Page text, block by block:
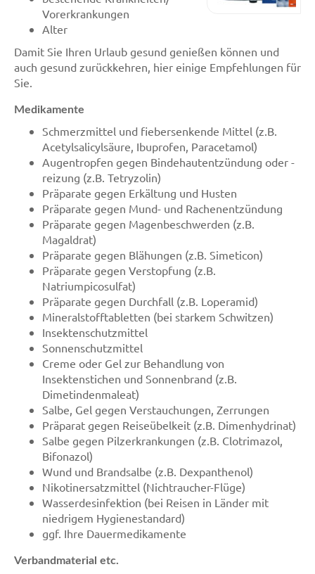
Vorerkrankungen
Alter
Damit Sie Ihren Urlaub gesund genießen können und
auch gesund zurückkehren, hier einige Empfehlungen für
Sie.
Medikamente
Schmerzmittel und fiebersenkende Mittel (z.B.
Acetylsalicylsäure, Ibuprofen, Paracetamol)
Augentropfen gegen Bindehautentzündung oder -
reizung (z.B. Tetryzolin)
Präparate gegen Erkältung und Husten
Präparate gegen Mund- und Rachenentzündung
Präparate gegen Magenbeschwerden (z.B.
Magaldrat)
Präparate gegen Blähungen (z.B. Simeticon)
Präparate gegen Verstopfung (z.B.
Natriumpicosulfat)
Präparate gegen Durchfall (z.B. Loperamid)
Mineralstofftabletten (bei starkem Schwitzen)
Insektenschutzmittel
Sonnenschutzmittel
Creme oder Gel zur Behandlung von
Insektenstichen und Sonnenbrand (z.B.
Dimetindenmaleat)
Salbe, Gel gegen Verstauchungen, Zerrungen
Präparat gegen Reiseübelkeit (z.B. Dimenhydrinat)
Salbe gegen Pilzerkrankungen (z.B. Clotrimazol,
Bifonazol)
Wund und Brandsalbe (z.B. Dexpanthenol)
Nikotinersatzmittel (Nichtraucher-Flüge)
Wasserdesinfektion (bei Reisen in Länder mit
niedrigem Hygienestandard)
ggf. Ihre Dauermedikamente
Verbandmaterial etc.